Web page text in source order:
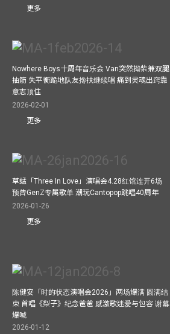
更多
Nowhere Boys十周年音乐会 Van突然拗柴兼双腿
抽筋 失平衡跪地队友搀扶继续唱 痛到灵魂出窍靠
意志顶住
2026-02-01
更多
草蜢「Three In Love」演唱会4.28红馆连开6场
预告GenZ专属歌单 潮玩Cantopop跳唱40周年
2026-01-26
更多
陈健安「时的状态演唱会2026」两场爆满 圆满结
束 首唱《梨子》纪念爸爸 感激歌迷爱与包容 谢幕
爆喊
2026-01-12